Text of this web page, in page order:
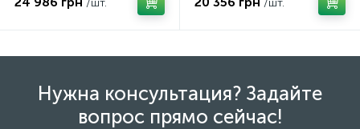
/шт. /шт.
Нужна консультация? Задайте
вопрос прямо сейчас!